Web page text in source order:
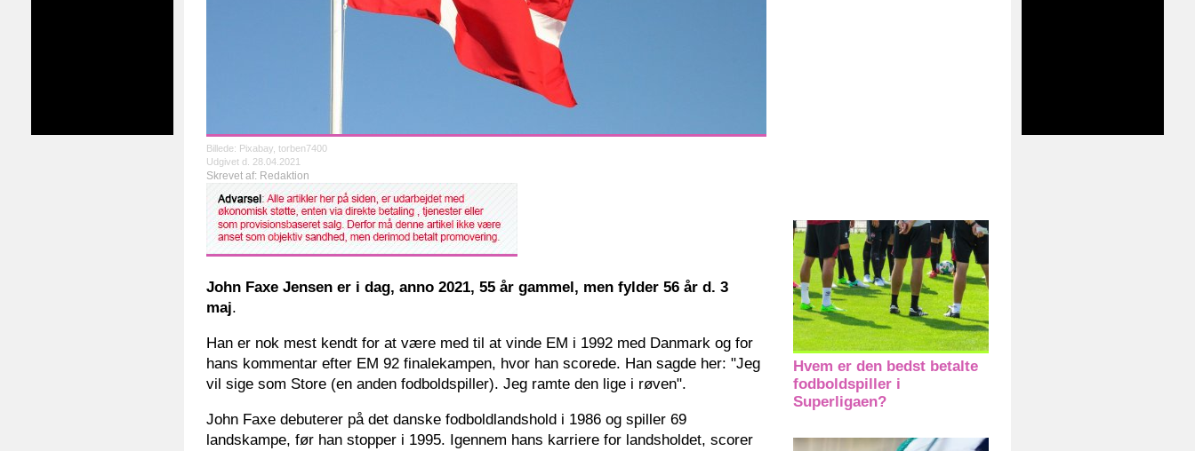
Billede: Pixabay, torben7400
Udgivet d. 28.04.2021
Skrevet af: Redaktion
John Faxe Jensen er i dag, anno 2021, 55 år gammel, men fylder 56 år d. 3
maj.
Han er nok mest kendt for at være med til at vinde EM i 1992 med Danmark og for
hans kommentar efter EM 92 finalekampen, hvor han scorede. Han sagde her: "Jeg
vil sige som Store (en anden fodboldspiller). Jeg ramte den lige i røven".
John Faxe debuterer på det danske fodboldlandshold i 1986 og spiller 69
landskampe, før han stopper i 1995. Igennem hans karriere for landsholdet, scorer
Hvem er den bedst betalte
fodboldspiller i
Superligaen?